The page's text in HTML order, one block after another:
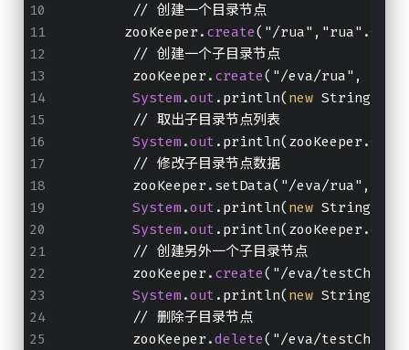
        // 创建一个目录节点
       zooKeeper.
create("/
        // 创建一个子目录节点
        zooKeeper.
create("/eva/rua",
System .out .println( new
        // 取出子目录节点列表
System .out
        // 修改子目录节点数据
zooKeeper.setData("/eva/rua",
System .out .println( new
System .out .println(zooKeeper.
        // 创建另外一个子目录节点
        zooKeeper.
create("/eva/
System .out .println( new
        // 删除子目录节点
        zooKeeper.
delete("/eva/